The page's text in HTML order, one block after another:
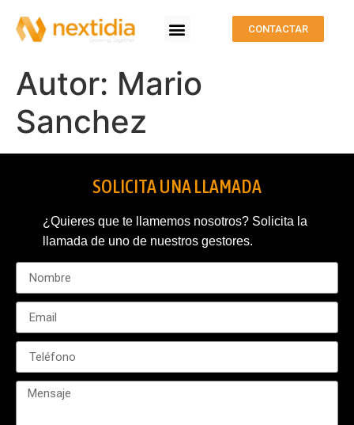
CONTACTAR
Autor: Mario
Sanchez
SOLICITA UNA LLAMADA
¿Quieres que te llamemos nosotros? Solicita la
llamada de uno de nuestros gestores.